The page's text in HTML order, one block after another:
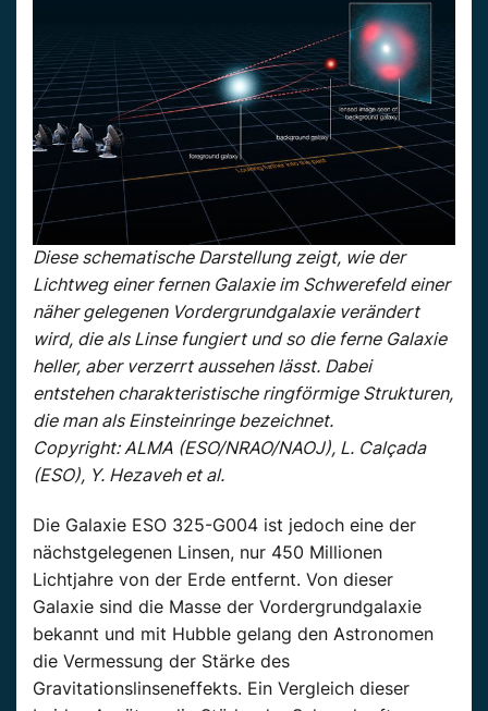
Diese schematische Darstellung zeigt, wie der
Lichtweg einer fernen Galaxie im Schwerefeld einer
näher gelegenen Vordergrundgalaxie verändert
wird, die als Linse fungiert und so die ferne Galaxie
heller, aber verzerrt aussehen lässt. Dabei
entstehen charakteristische ringförmige Strukturen,
die man als Einsteinringe bezeichnet.
Copyright: ALMA (ESO/NRAO/NAOJ), L. Calçada
(ESO), Y. Hezaveh et al.
Die Galaxie ESO 325-G004 ist jedoch eine der
nächstgelegenen Linsen, nur 450 Millionen
Lichtjahre von der Erde entfernt. Von dieser
Galaxie sind die Masse der Vordergrundgalaxie
bekannt und mit Hubble gelang den Astronomen
die Vermessung der Stärke des
Gravitationslinseneffekts. Ein Vergleich dieser